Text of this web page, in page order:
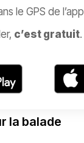
le GPS de l’app
c’est gratuit.
la balade